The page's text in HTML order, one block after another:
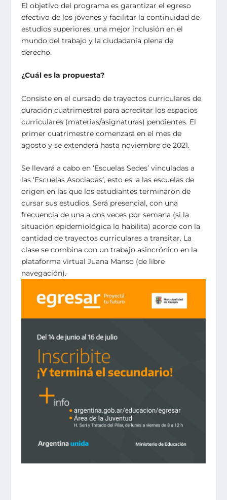
El objetivo del programa es garantizar el egreso
efectivo de los jóvenes y facilitar la continuidad de
estudios superiores, una mejor inclusión en el
mundo del trabajo y la ciudadanía plena de
derecho.
¿Cuál es la propuesta?
Consiste en el cursado de trayectos curriculares de
duración cuatrimestral para acreditar los espacios
curriculares (materias/asignaturas) pendientes. El
primer cuatrimestre comenzará en el mes de
agosto y se extenderá hasta noviembre de 2021.
Se llevará a cabo en ‘Escuelas Sedes’ vinculadas a
las ‘Escuelas Asociadas’, esto es, a las escuelas de
origen en las que los estudiantes terminaron de
cursar sus estudios. Será presencial, con una
frecuencia de una a dos veces por semana (si la
situación epidemiológica lo habilita) acorde con la
cantidad de trayectos curriculares a transitar. La
clase se combina con un trabajo asincrónico en la
plataforma virtual Juana Manso (de libre
navegación).